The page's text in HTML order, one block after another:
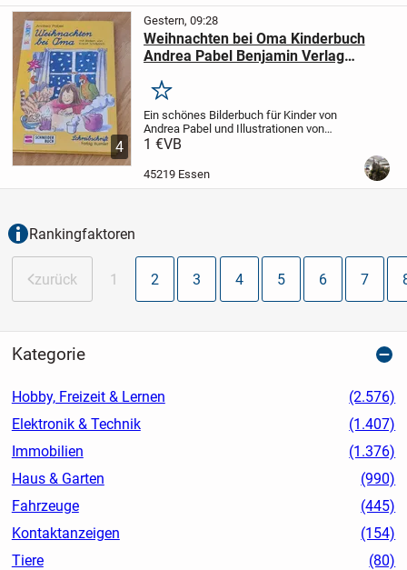
4
Gestern, 09:28
Weihnachten bei Oma Kinderbuch
Andrea Pabel Benjamin Verlag
Merken
Ein schönes Bilderbuch für Kinder von
Andrea Pabel und Illustrationen von
Eckhart Schädrich.
zum Vorlesen oder Lesen üben.
1 €VB
45219 Essen
Rankingfaktoren
zurück 1 2 3 4 5 6 7
Kategorie
Hobby, Freizeit & Lernen
(2.576)
Elektronik & Technik
(1.407)
Immobilien
(1.376)
Haus & Garten
(990)
Fahrzeuge
(445)
Kontaktanzeigen
(154)
Tiere
(80)